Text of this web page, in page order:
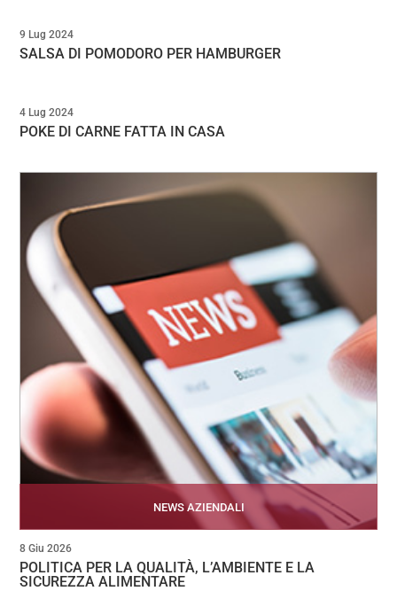
SALSA DI POMODORO PER HAMBURGER
9 Lug 2024
POKE DI CARNE FATTA IN CASA
4 Lug 2024
NEWS AZIENDALI
POLITICA PER LA QUALITÀ, L’AMBIENTE E LA
SICUREZZA ALIMENTARE
8 Giu 2026